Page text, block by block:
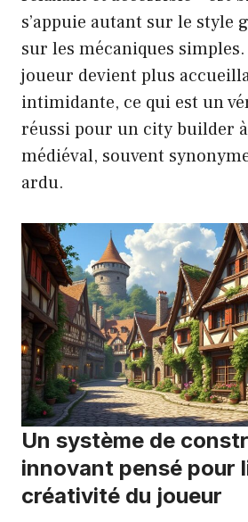
s’appuie autant sur le style
sur les mécaniques simples.
joueur devient plus
intimidante, ce qui est un
réussi pour un city builder
médiéval, souvent
ardu.
Un système de
innovant pensé pour
créativité du joueur